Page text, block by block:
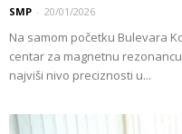
SMP - 20/01/2026
Na samom početku Bulevara
centar za magnetnu rezonancu
najviši nivo preciznosti u...